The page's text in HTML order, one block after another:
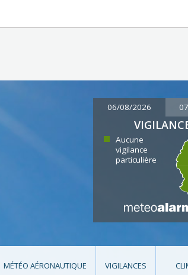
06/08/2026
Aucune
vigilance
particulière
MÉTÉO AÉRONAUTIQUE VIGILANCES